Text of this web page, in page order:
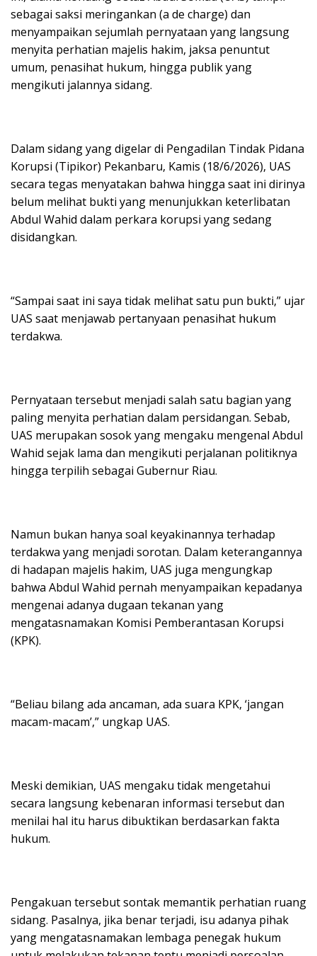
sebagai saksi meringankan (a de charge) dan
menyampaikan sejumlah pernyataan yang langsung
menyita perhatian majelis hakim, jaksa penuntut
umum, penasihat hukum, hingga publik yang
mengikuti jalannya sidang.
Dalam sidang yang digelar di Pengadilan Tindak Pidana
Korupsi (Tipikor) Pekanbaru, Kamis (18/6/2026), UAS
secara tegas menyatakan bahwa hingga saat ini dirinya
belum melihat bukti yang menunjukkan keterlibatan
Abdul Wahid dalam perkara korupsi yang sedang
disidangkan.
“Sampai saat ini saya tidak melihat satu pun bukti,” ujar
UAS saat menjawab pertanyaan penasihat hukum
terdakwa.
Pernyataan tersebut menjadi salah satu bagian yang
paling menyita perhatian dalam persidangan. Sebab,
UAS merupakan sosok yang mengaku mengenal Abdul
Wahid sejak lama dan mengikuti perjalanan politiknya
hingga terpilih sebagai Gubernur Riau.
Namun bukan hanya soal keyakinannya terhadap
terdakwa yang menjadi sorotan. Dalam keterangannya
di hadapan majelis hakim, UAS juga mengungkap
bahwa Abdul Wahid pernah menyampaikan kepadanya
mengenai adanya dugaan tekanan yang
mengatasnamakan Komisi Pemberantasan Korupsi
(KPK).
“Beliau bilang ada ancaman, ada suara KPK, ‘jangan
macam-macam’,” ungkap UAS.
Meski demikian, UAS mengaku tidak mengetahui
secara langsung kebenaran informasi tersebut dan
menilai hal itu harus dibuktikan berdasarkan fakta
hukum.
Pengakuan tersebut sontak memantik perhatian ruang
sidang. Pasalnya, jika benar terjadi, isu adanya pihak
yang mengatasnamakan lembaga penegak hukum